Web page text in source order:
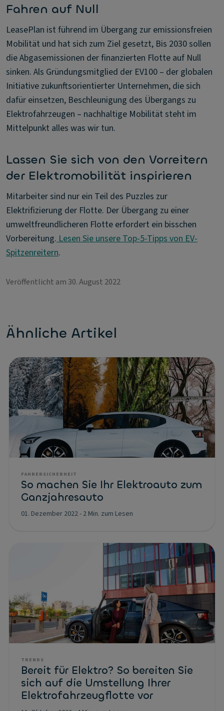
Fahren auf Null
LeasePlan ist führend im Übergang zur emissionsfreien
Mobilität und hat sich zum Ziel gesetzt, Bis 2030 sollen
die Abgasemissionen der finanzierten Flotte auf Null
sinken. Als Gründungsmitglied der EV100 – der globalen
Initiative zukunftsorientierter Unternehmen, die sich
dafür einsetzen, Beschleunigung des Übergangs zu
Elektrofahrzeugen – nachhaltige Mobilität steht im
Mittelpunkt alles was wir tun.
Lassen Sie sich von den Vorreitern
der Elektromobilität inspirieren
Mitarbeiter sind nur ein Teil des Puzzles zur
Elektrifizierung der Flotte. Der Übergang zu einer
umweltfreundlicheren Flotte erfordert ein bisschen
Vorbereitung. Lesen Sie unsere Top-5-Tipps von EV-
Spitzenreitern.
Veröffentlicht am 30. August 2022
Ähnliche Artikel
FAHRERSICHERHEIT
So machen Sie Ihr Elektroauto zum
Ganzjahresauto
01. Dezember 2022- 2 Min. zum Lesen
TRENDS
Bereit für Elektro? So bereiten Sie
sich auf die Umstellung Ihrer
Elektrofahrzeugflotte vor